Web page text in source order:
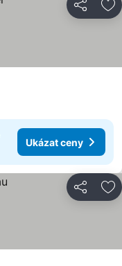
Sdílet
Ukázat ceny
Sdílet